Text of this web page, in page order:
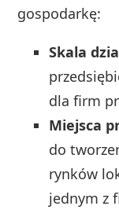
gospodarkę:
Skala
dla firm
Miejsca
do
rynków
jednym z